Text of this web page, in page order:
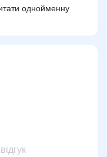
однойменну